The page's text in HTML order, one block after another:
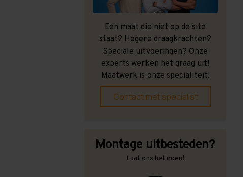
Een maat die niet op de site
staat? Hogere draagkrachten?
Speciale uitvoeringen? Onze
experts werken het graag uit!
Maatwerk is onze specialiteit!
Contact met specialist
Montage uitbesteden?
Laat ons het doen!